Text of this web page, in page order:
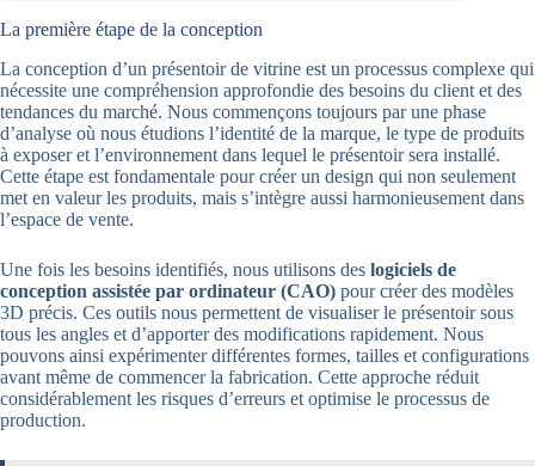
La première étape de la conception
La conception d’un présentoir de vitrine est un processus complexe qui
nécessite une compréhension approfondie des besoins du client et des
tendances du marché. Nous commençons toujours par une phase
d’analyse où nous étudions l’identité de la marque, le type de produits
à exposer et l’environnement dans lequel le présentoir sera installé.
Cette étape est fondamentale pour créer un design qui non seulement
met en valeur les produits, mais s’intègre aussi harmonieusement dans
l’espace de vente.
Une fois les besoins identifiés, nous utilisons des logiciels de
conception assistée par ordinateur (CAO) pour créer des modèles
3D précis. Ces outils nous permettent de visualiser le présentoir sous
tous les angles et d’apporter des modifications rapidement. Nous
pouvons ainsi expérimenter différentes formes, tailles et configurations
avant même de commencer la fabrication. Cette approche réduit
considérablement les risques d’erreurs et optimise le processus de
production.